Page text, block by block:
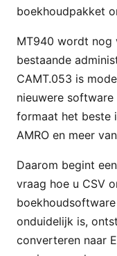
boekhoudpakket
MT940 wordt nog
bestaande
CAMT.053 is
nieuwere
formaat het beste
AMRO en meer
Daarom begint
vraag hoe u CSV
onduidelijk is,
converteren naar